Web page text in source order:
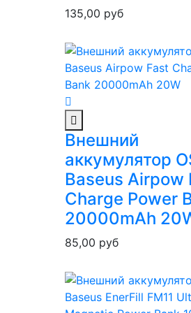
135,00 руб
Внешний
аккумулятор
Baseus Airpow
Charge Power
20000mAh
85,00 руб